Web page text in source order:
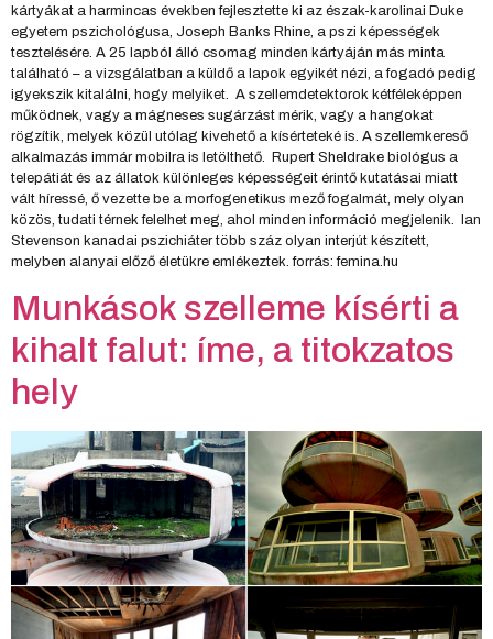
kártyákat a harmincas években fejlesztette ki az észak-karolinai Duke
egyetem pszichológusa, Joseph Banks Rhine, a pszi képességek
tesztelésére. A 25 lapból álló csomag minden kártyáján más minta
található – a vizsgálatban a küldő a lapok egyikét nézi, a fogadó pedig
igyekszik kitalálni, hogy melyiket. A szellemdetektorok kétféleképpen
működnek, vagy a mágneses sugárzást mérik, vagy a hangokat
rögzítik, melyek közül utólag kivehető a kísérteteké is. A szellemkereső
alkalmazás immár mobilra is letölthető. Rupert Sheldrake biológus a
telepátiát és az állatok különleges képességeit érintő kutatásai miatt
vált híressé, ő vezette be a morfogenetikus mező fogalmát, mely olyan
közös, tudati térnek felelhet meg, ahol minden információ megjelenik. Ian
Stevenson kanadai pszichiáter több száz olyan interjút készített,
melyben alanyai előző életükre emlékeztek. forrás: femina.hu
Munkások szelleme kísérti a
kihalt falut: íme, a titokzatos
hely